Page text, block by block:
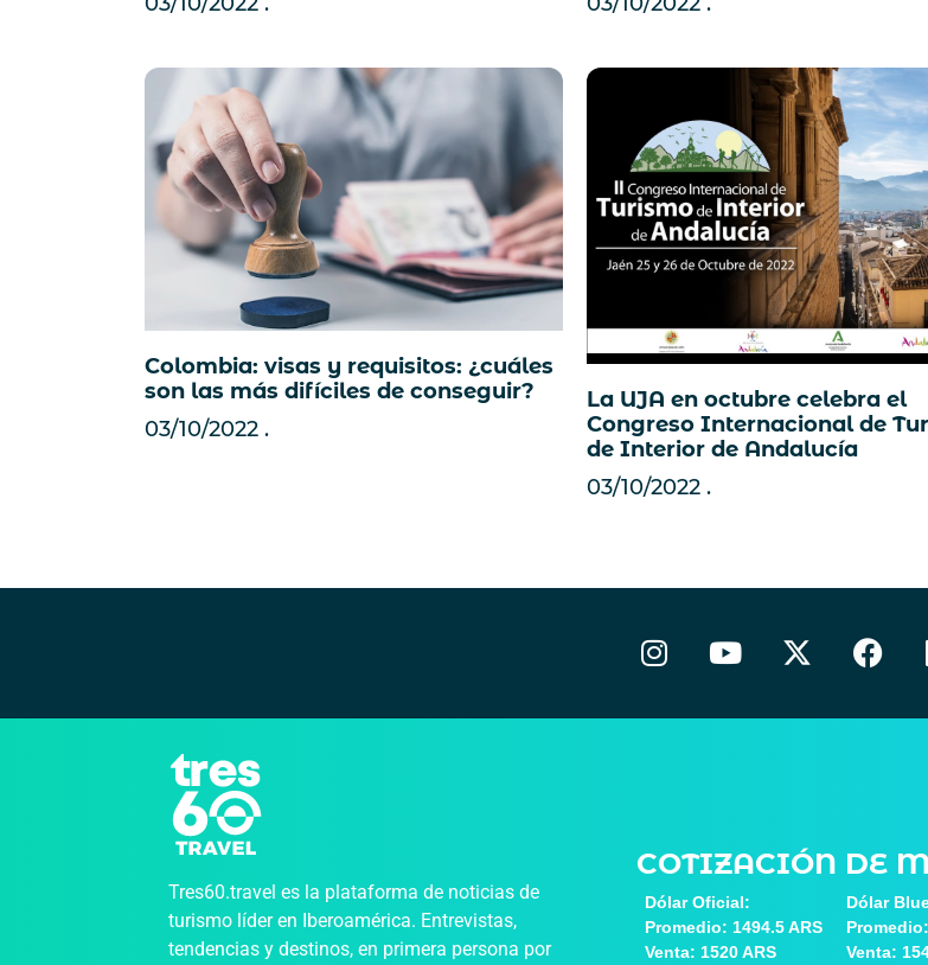
Colombia: visas y requisitos: ¿cuáles
son las más difíciles de conseguir?
03/10/2022
La UJA en octubre celebra el
Congreso Internacional de
de Interior de Andalucía
03/10/2022
Tres60.travel es la plataforma de noticias de
turismo líder en Iberoamérica. Entrevistas,
tendencias y destinos, en primera persona por
COTIZACIÓN DE
Dólar Oficial:
Promedio: 1494.5 ARS
Venta: 1520 ARS
Dólar
Venta: